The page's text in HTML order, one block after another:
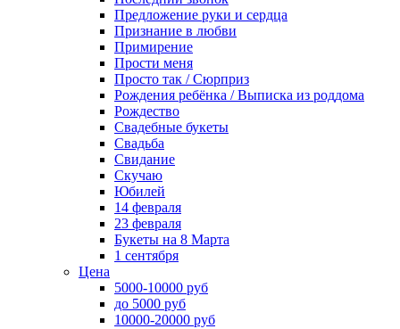
Предложение руки и сердца
Признание в любви
Примирение
Прости меня
Просто так / Сюрприз
Рождения ребёнка / Выписка из роддома
Рождество
Свадебные букеты
Свадьба
Свидание
Скучаю
Юбилей
14 февраля
23 февраля
Букеты на 8 Марта
1 сентября
Цена
5000-10000 руб
до 5000 руб
10000-20000 руб